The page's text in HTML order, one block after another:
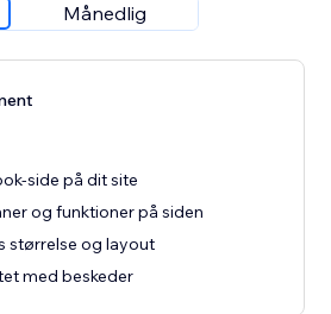
Månedlig
side på dit site
og funktioner på siden
størrelse og layout
med beskeder